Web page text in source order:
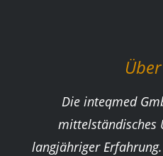
Die inteqmed
mittelständisches
langjähriger